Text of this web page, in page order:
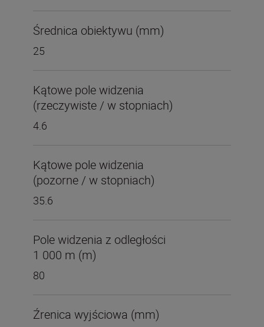
Średnica obiektywu (mm)
25
Kątowe pole widzenia
(rzeczywiste / w stopniach)
4.6
Kątowe pole widzenia
(pozorne / w stopniach)
35.6
Pole widzenia z odległości
1 000 m (m)
80
Źrenica wyjściowa (mm)